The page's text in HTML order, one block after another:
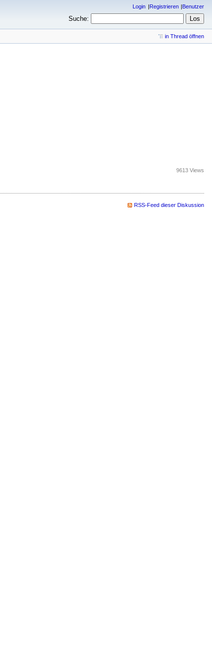
Login Registrieren Benutzer
Suche:
in Thread öffnen
9613 Views
RSS-Feed dieser Diskussion